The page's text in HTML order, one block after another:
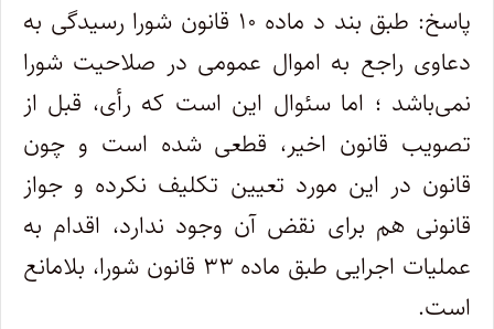
پاسخ: طبق بند د ماده ۱۰ قانون شورا رسیدگی به
دعاوی راجع به اموال عمومی در صلاحیت شورا
نمی‌باشد ؛ اما سئوال این است که رأی، قبل از
تصویب قانون اخیر، قطعی شده است و چون
قانون در این مورد تعیین تکلیف نکرده و جواز
قانونی هم برای نقض آن وجود ندارد، اقدام به
عملیات اجرایی طبق ماده ۳۳ قانون شورا، بلامانع
است.